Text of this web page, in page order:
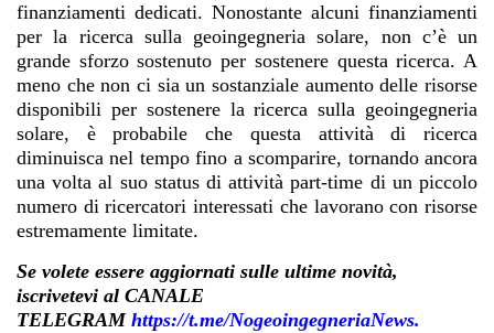
finanziamenti dedicati. Nonostante alcuni finanziamenti
per la ricerca sulla geoingegneria solare, non c’è un
grande sforzo sostenuto per sostenere questa ricerca. A
meno che non ci sia un sostanziale aumento delle risorse
disponibili per sostenere la ricerca sulla geoingegneria
solare, è probabile che questa attività di ricerca
diminuisca nel tempo fino a scomparire, tornando ancora
una volta al suo status di attività part-time di un piccolo
numero di ricercatori interessati che lavorano con risorse
estremamente limitate.
Se volete essere aggiornati sulle ultime novità,
iscrivetevi al CANALE
TELEGRAM https://t.me/NogeoingegneriaNews.